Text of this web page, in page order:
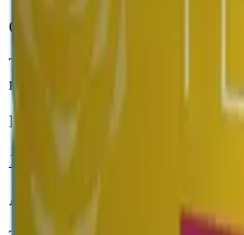
Описание
TEREA Starling Pearl — стики
клубника с базиликом и
Похожие товары
18+
Армения (AM)